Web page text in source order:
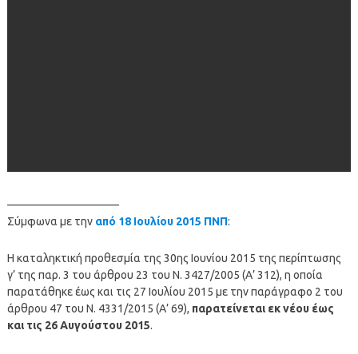
——————————
Σύμφωνα με την από 18 Ιουλίου 2015 ΠΝΠ:
Η καταληκτική προθεσμία της 30ης Ιουνίου 2015 της περίπτωσης
γ’ της παρ. 3 του άρθρου 23 του Ν. 3427/2005 (Α’ 312), η οποία
παρατάθηκε έως και τις 27 Ιουλίου 2015 με την παράγραφο 2 του
άρθρου 47 του Ν. 4331/2015 (Α’ 69), παρατείνεται εκ νέου έως
και τις 26 Αυγούστου 2015.